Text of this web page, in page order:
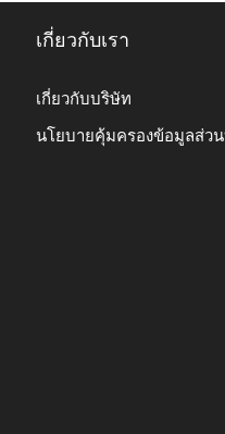
เกี่ยวกับเรา
เกี่ยวกับบริษัท
นโยบายคุ้มครองข้อมูลส่ว